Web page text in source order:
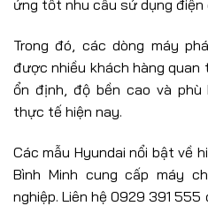
ứng tốt nhu cầu sử dụng điện
Trong đó, các dòng máy
được nhiều khách hàng quan
ổn định, độ bền cao và
thực tế hiện nay.
Các mẫu Hyundai nổi bật về
Bình Minh cung cấp máy
nghiệp. Liên hệ 0929 391